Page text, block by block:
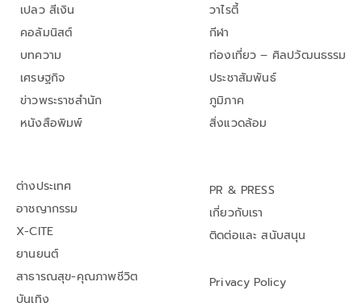
เปลว สีเงิน
คอลัมนิสต์
บทความ
เศรษฐกิจ
ข่าวพระราชสำนัก
หนังสือพิมพ์
วาไรตี้
กีฬา
ท่องเที่ยว – ศิลปวัฒนธรรม
ประชาสัมพันธ์
ภูมิภาค
สิ่งแวดล้อม
ต่างประเทศ
อาชญากรรม
X-CITE
ยานยนต์
สาธารณสุข-คุณภาพชีวิต
บันเทิง
PR & PRESS
เกี่ยวกับเรา
ติดต่อและ สนับสนุน
Privacy Policy